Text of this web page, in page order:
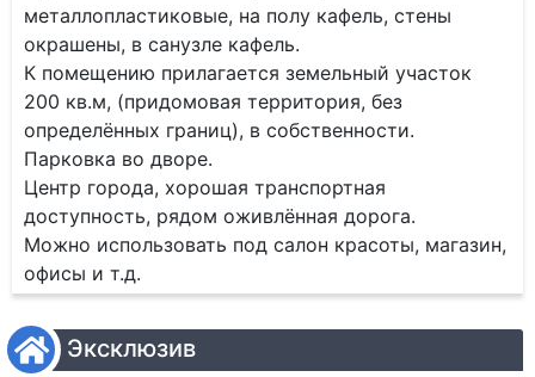
металлопластиковые, на полу кафель, стены
окрашены, в санузле кафель.
К помещению прилагается земельный участок
200 кв.м, (придомовая территория, без
определённых границ), в собственности.
Парковка во дворе.
Центр города, хорошая транспортная
доступность, рядом оживлённая дорога.
Можно использовать под салон красоты, магазин,
офисы и т.д.
Эксклюзив